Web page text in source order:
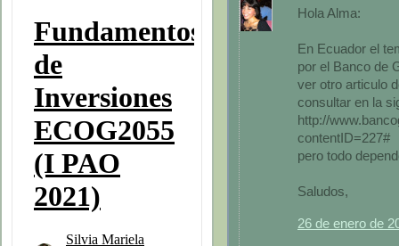
Hola Alma:
En Ecuador el
por el Banco de
ver otro articulo
consultar en la
http://
contentID=227#
pero todo
Saludos,
26 de enero de